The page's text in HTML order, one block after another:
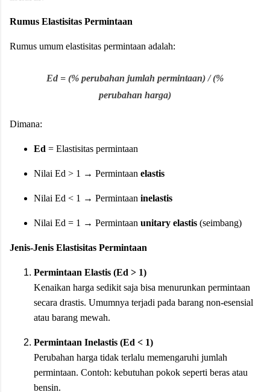
Rumus Elastisitas Permintaan
Rumus umum elastisitas permintaan adalah:
Ed = (% perubahan jumlah permintaan) / (%
perubahan harga)
Dimana:
Ed = Elastisitas permintaan
Nilai Ed > 1 → Permintaan elastis
Nilai Ed < 1 → Permintaan inelastis
Nilai Ed = 1 → Permintaan unitary elastis (seimbang)
Jenis-Jenis Elastisitas Permintaan
Permintaan Elastis (Ed > 1)
Kenaikan harga sedikit saja bisa menurunkan permintaan
secara drastis. Umumnya terjadi pada barang non-esensial
atau barang mewah.
Permintaan Inelastis (Ed < 1)
Perubahan harga tidak terlalu memengaruhi jumlah
permintaan. Contoh: kebutuhan pokok seperti beras atau
bensin.